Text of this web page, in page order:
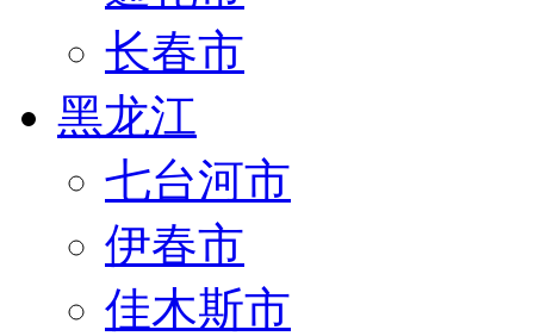
长春市
黑龙江
七台河市
伊春市
佳木斯市